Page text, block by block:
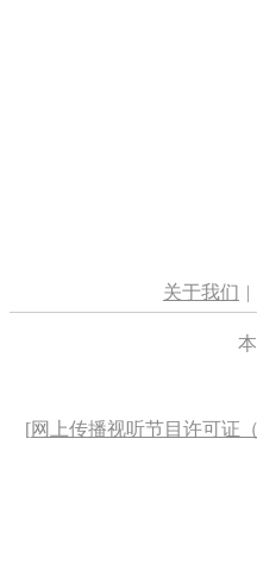
关于我们 |
[网上传播视听节目许可证（